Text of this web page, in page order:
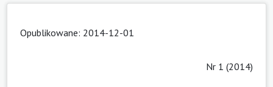
Opublikowane: 2014-12-01
Nr 1 (2014)